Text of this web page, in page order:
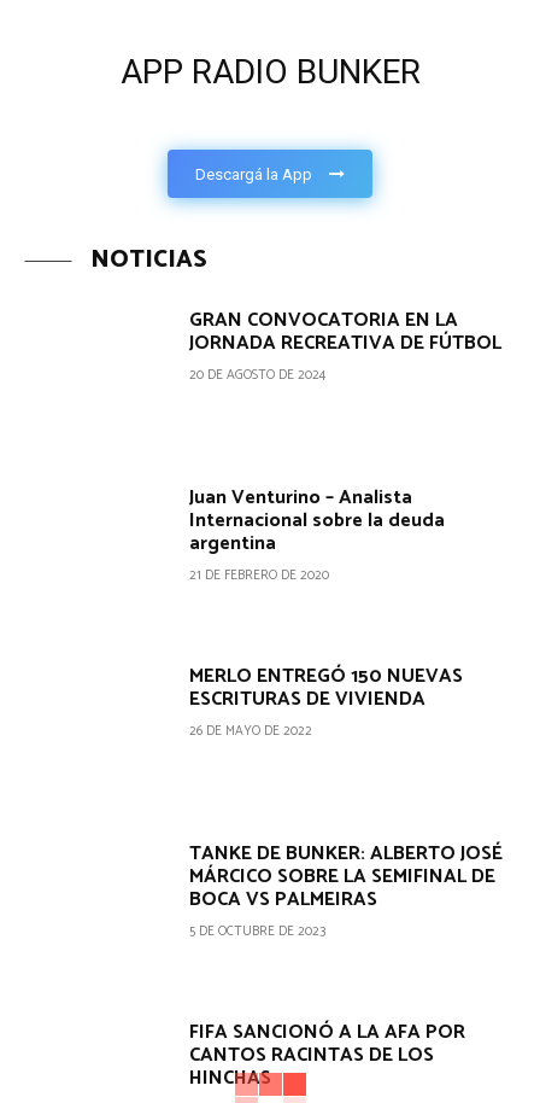
APP RADIO BUNKER
Descargá la App
NOTICIAS
GRAN CONVOCATORIA EN LA
JORNADA RECREATIVA DE FÚTBOL
20 DE AGOSTO DE 2024
Juan Venturino – Analista
Internacional sobre la deuda
argentina
21 DE FEBRERO DE 2020
MERLO ENTREGÓ 150 NUEVAS
ESCRITURAS DE VIVIENDA
26 DE MAYO DE 2022
TANKE DE BUNKER: ALBERTO JOSÉ
MÁRCICO SOBRE LA SEMIFINAL DE
BOCA VS PALMEIRAS
5 DE OCTUBRE DE 2023
FIFA SANCIONÓ A LA AFA POR
CANTOS RACINTAS DE LOS
HINCHAS